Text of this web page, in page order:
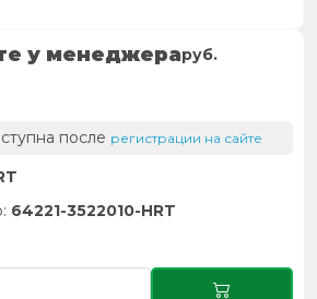
у менеджераруб.
после регистрации на сайте
64221-3522010-HRT